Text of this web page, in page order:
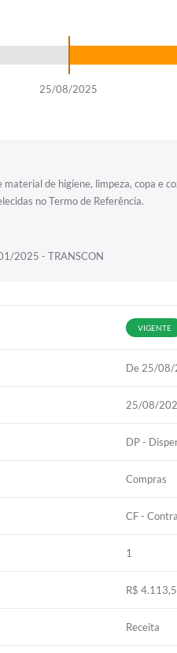
25/08/2025
de higiene, limpeza, copa e
no Termo de Referência.
2025 - TRANSCON
VIGENTE
De 25/
25/08/
DP -
Compras
CF -
1
R$
Receita